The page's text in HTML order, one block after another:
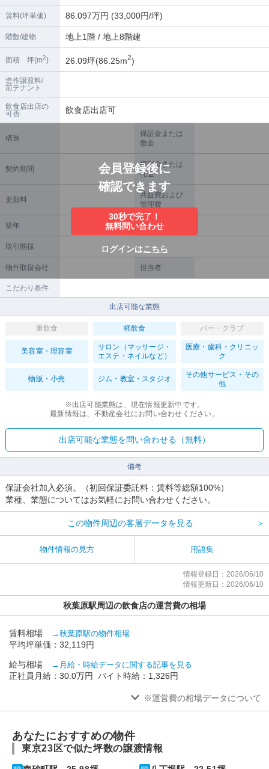
賃料(坪単価) 86.097万円 (33,000円/坪)
階数/建物 地上1階 / 地上8階建
面積 坪(m2) 26.09坪(86.25m2)
造作譲渡料/
前テナント
飲食店出店の
可否
飲食店出店可
構造
保証金または
敷金
契約期間
権利金または
礼金
更新料
共益費および
管理費
築年 償却
取引態様
物件取扱会社 担当者
会員登録後に
確認できます
30秒で完了！
無料問い合わせ
ログインはこちら
こだわり条件
出店可能な業態
重飲食 軽飲食 バー・クラブ
美容室・理容室
サロン（マッサージ・
エステ・ネイルなど）
医療・歯科・クリニッ
ク
物販・小売 ジム・教室・スタジオ
その他サービス・その
他
※出店可能業態は、現在情報更新中です。
最新情報は、不動産会社にお問い合わせください。
出店可能な業態を問い合わせる（無料）
備考
保証会社加入必須。（初回保証委託料：賃料等総額100%）
業種、業態についてはお気軽にお問い合わせください。
この物件周辺の客層データを見る ＞
物件情報の見方 用語集
情報登録日：2026/06/10
情報更新日：2026/06/10
秋葉原駅周辺の飲食店の運営費の相場
賃料相場 →秋葉原駅の物件相場
平均坪単価：32,119円
給与相場 →月給・時給データに関する記事を見る
正社員月給：30.0万円 バイト時給：1,326円
※運営費の相場データについて
あなたにおすすめの物件
東京23区で似た坪数の譲渡情報